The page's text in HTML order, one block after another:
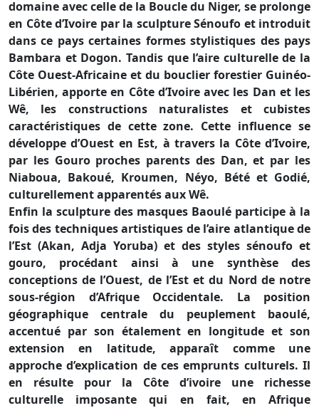
domaine avec celle de la Boucle du Niger, se prolonge
en Côte d’Ivoire par la sculpture Sénoufo et introduit
dans ce pays certaines formes stylistiques des pays
Bambara et Dogon. Tandis que l’aire culturelle de la
Côte Ouest-Africaine et du bouclier forestier Guinéo-
Libérien, apporte en Côte d’Ivoire avec les Dan et les
Wê, les constructions naturalistes et cubistes
caractéristiques de cette zone. Cette influence se
développe d’Ouest en Est, à travers la Côte d’Ivoire,
par les Gouro proches parents des Dan, et par les
Niaboua, Bakoué, Kroumen, Néyo, Bété et Godié,
culturellement apparentés aux Wê.
Enfin la sculpture des masques Baoulé participe à la
fois des techniques artistiques de l’aire atlantique de
l’Est (Akan, Adja Yoruba) et des styles sénoufo et
gouro, procédant ainsi à une synthèse des
conceptions de l’Ouest, de l’Est et du Nord de notre
sous-région d’Afrique Occidentale. La position
géographique centrale du peuplement baoulé,
accentué par son étalement en longitude et son
extension en latitude, apparaît comme une
approche d’explication de ces emprunts culturels. Il
en résulte pour la Côte d’ivoire une richesse
culturelle imposante qui en fait, en Afrique